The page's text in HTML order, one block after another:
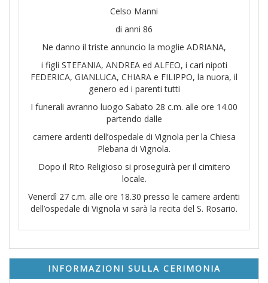
Celso Manni
di anni 86
Ne danno il triste annuncio la moglie ADRIANA,
i figli STEFANIA, ANDREA ed ALFEO, i cari nipoti
FEDERICA, GIANLUCA, CHIARA e FILIPPO, la nuora, il
genero ed i parenti tutti
I funerali avranno luogo Sabato 28 c.m. alle ore 14.00
partendo dalle
camere ardenti dell’ospedale di Vignola per la Chiesa
Plebana di Vignola.
Dopo il Rito Religioso si proseguirà per il cimitero
locale.
Venerdì 27 c.m. alle ore 18.30 presso le camere ardenti
dell’ospedale di Vignola vi sarà la recita del S. Rosario.
INFORMAZIONI SULLA CERIMONIA